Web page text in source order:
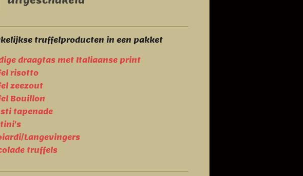
truffelproducten in een pakket
draagtas met Italiaanse print
risotto
zeezout
Bouillon
tapenade
Langevingers
truffels